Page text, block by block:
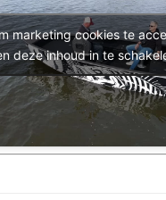
marketing cookies te
deze inhoud in te